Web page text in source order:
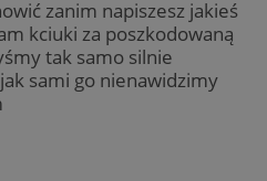
zanim napiszesz jakieś
kciuki za poszkodowaną
tak samo silnie
sami go nienawidzimy